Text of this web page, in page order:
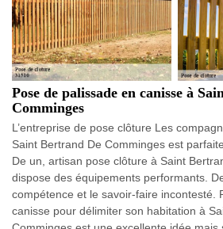
Pose de palissade en canisse à
Comminges
L’entreprise de pose clôture Les
Saint Bertrand De Comminges est
De un, artisan pose clôture à Saint
dispose des équipements performants.
compétence et le savoir-faire incontesté.
canisse pour délimiter son habitation à